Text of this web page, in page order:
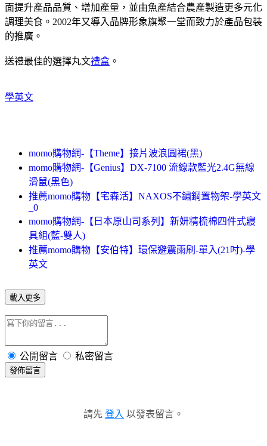
面提升產品品質、增加產量，並由魚產結合農產製造更多元化
調理美食。2002年又導入品牌形象旗聚一堂而致力於產品包裝
的推廣。
送禮最佳的選擇丸文禮盒 。
學英文
momo購物網-【Theme】接片波浪圓裙(黑)
momo購物網-【Genius】DX-7100 流線款藍光2.4G無線
滑鼠(黑色)
推薦momo購物【宅森活】NAXOS不鏽鋼置物架-學英文
_0
momo購物網-【日本原山司系列】新妍精梳棉四件式寢
具組(藍-雙人)
推薦momo購物【安伯特】環保避震雨刷-單入(21吋)-學
英文
載入更多
公開留言 私密留言
發佈留言
請先 登入 以發表留言。